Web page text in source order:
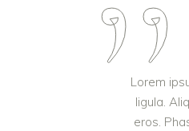
Lorem
ligula.
eros.